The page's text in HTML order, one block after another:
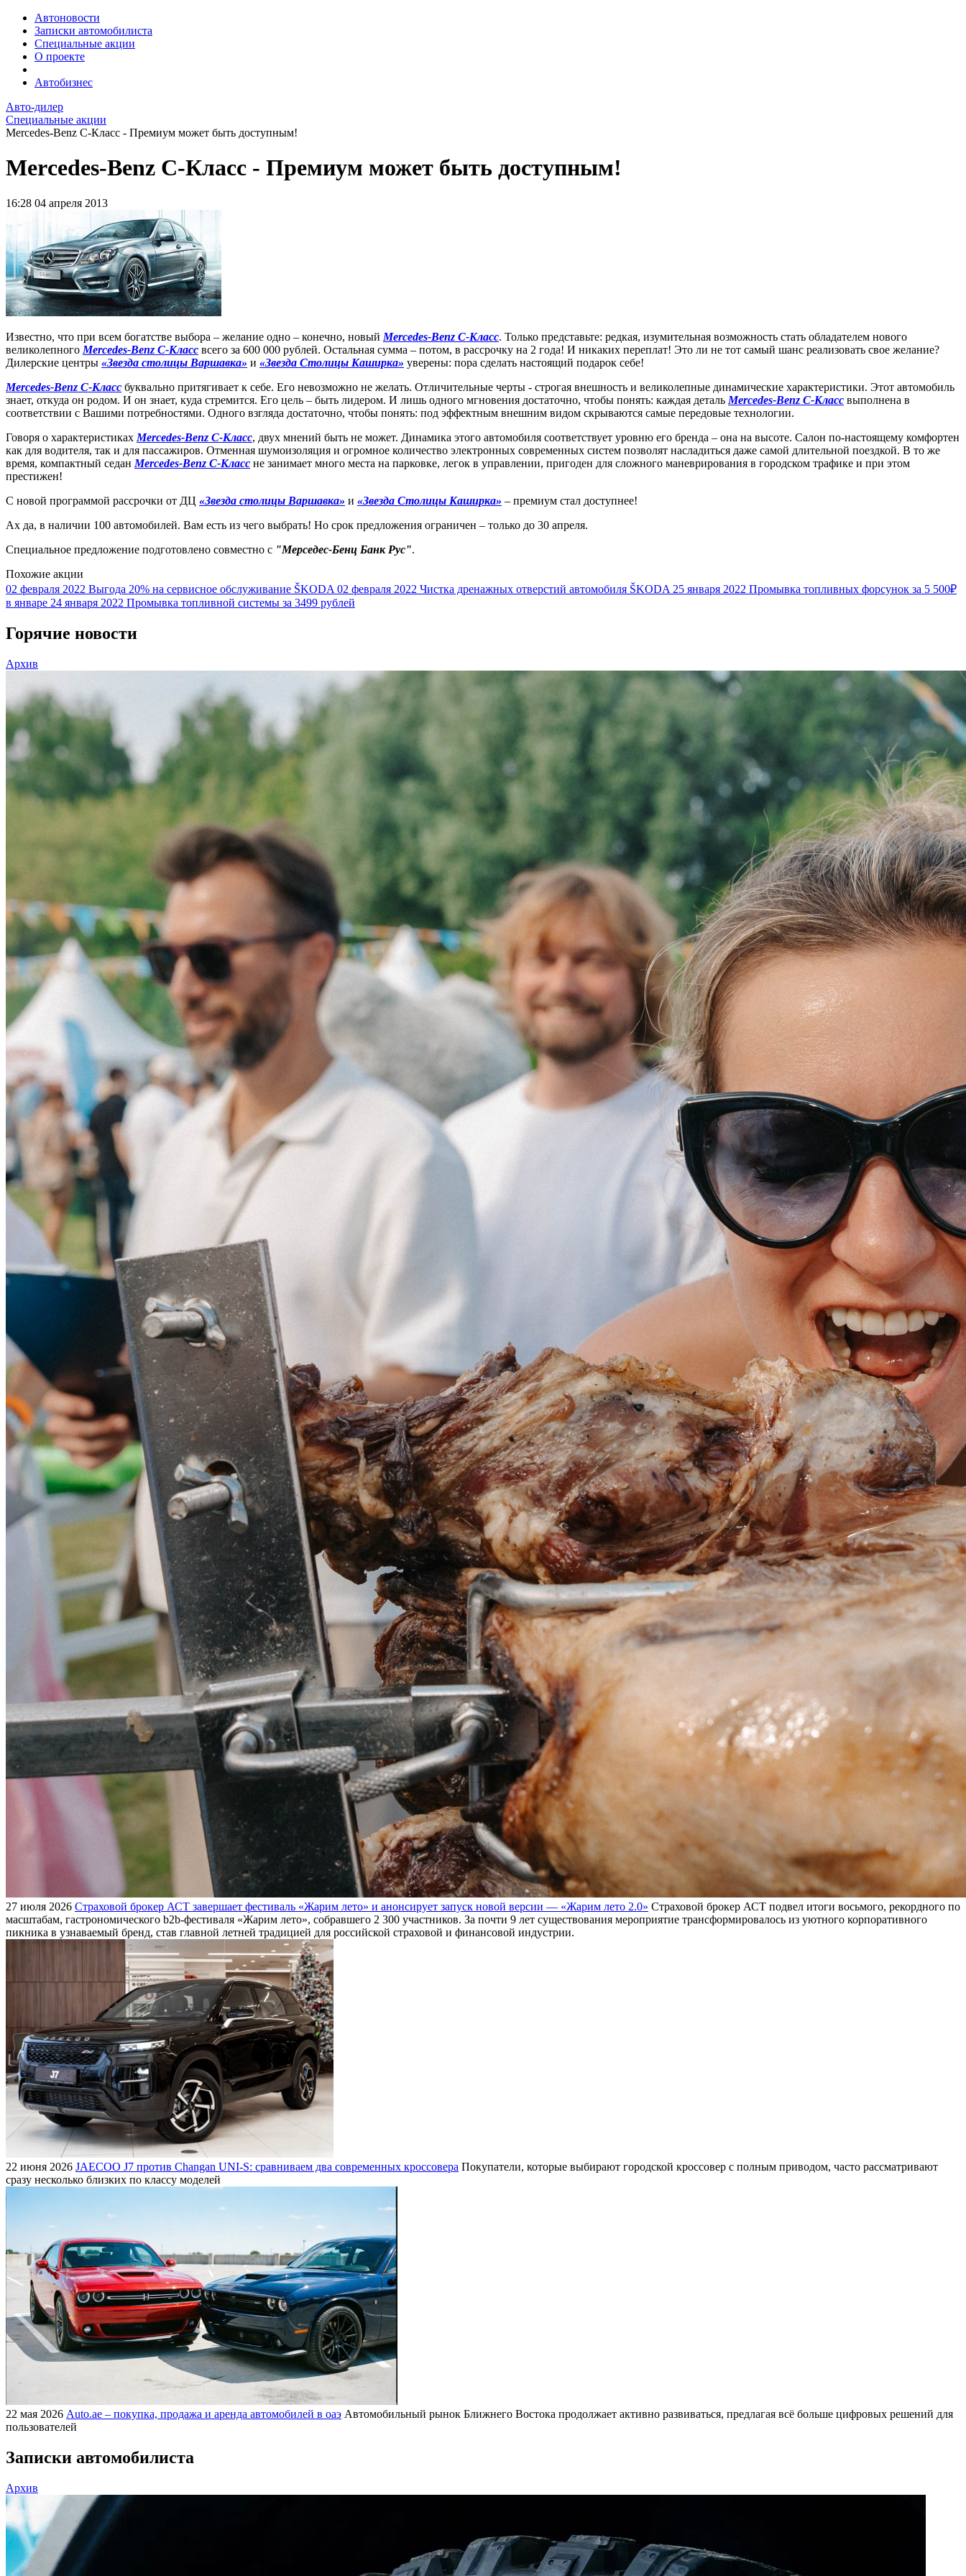
Автоновости
Записки автомобилиста
Специальные акции
О проекте
Автобизнес
Авто-дилер
Специальные акции
Мerсedes-Benz С-Класс - Премиум может быть доступным!
Мerсedes-Benz С-Класс - Премиум может быть доступным!
16:28 04 апреля 2013
Известно, что при всем богатстве выбора – желание одно – конечно, новый Мerсedes-Benz С-Класс. Только представьте: редкая, изумительная возможность стать обладателем нового
великолепного Мerсedes-Benz С-Класс всего за 600 000 рублей. Остальная сумма – потом, в рассрочку на 2 года! И никаких переплат! Это ли не тот самый шанс реализовать свое желание?
Дилерские центры «Звезда столицы Варшавка» и «Звезда Столицы Каширка» уверены: пора сделать настоящий подарок себе!
Mercedes-Benz С-Класс буквально притягивает к себе. Его невозможно не желать. Отличительные черты - строгая внешность и великолепные динамические характеристики. Этот автомобиль
знает, откуда он родом. И он знает, куда стремится. Его цель – быть лидером. И лишь одного мгновения достаточно, чтобы понять: каждая деталь Mercedes-Benz С-Класс выполнена в
соответствии с Вашими потребностями. Одного взгляда достаточно, чтобы понять: под эффектным внешним видом скрываются самые передовые технологии.
Говоря о характеристиках Mercedes-Benz С-Класс, двух мнений быть не может. Динамика этого автомобиля соответствует уровню его бренда – она на высоте. Салон по-настоящему комфортен
как для водителя, так и для пассажиров. Отменная шумоизоляция и огромное количество электронных современных систем позволят насладиться даже самой длительной поездкой. В то же
время, компактный седан Мerсedes-Benz С-Класс не занимает много места на парковке, легок в управлении, пригоден для сложного маневрирования в городском трафике и при этом
престижен!
С новой программой рассрочки от ДЦ «Звезда столицы Варшавка» и «Звезда Столицы Каширка» – премиум стал доступнее!
Ах да, в наличии 100 автомобилей. Вам есть из чего выбрать! Но срок предложения ограничен – только до 30 апреля.
Специальное предложение подготовлено совместно с "Мерседес-Бенц Банк Рус".
Похожие акции
02 февраля 2022 Выгода 20% на сервисное обслуживание ŠKODA 02 февраля 2022 Чистка дренажных отверстий автомобиля ŠKODA 25 января 2022 Промывка топливных форсунок за 5 500₽
в январе 24 января 2022 Промывка топливной системы за 3499 рублей
Горячие новости
Архив
27 июля 2026 Страховой брокер АСТ завершает фестиваль «Жарим лето» и анонсирует запуск новой версии — «Жарим лето 2.0» Страховой брокер АСТ подвел итоги восьмого, рекордного по
масштабам, гастрономического b2b-фестиваля «Жарим лето», собравшего 2 300 участников. За почти 9 лет существования мероприятие трансформировалось из уютного корпоративного
пикника в узнаваемый бренд, став главной летней традицией для российской страховой и финансовой индустрии.
22 июня 2026 JAECOO J7 против Changan UNI-S: сравниваем два современных кроссовера Покупатели, которые выбирают городской кроссовер с полным приводом, часто рассматривают
сразу несколько близких по классу моделей
22 мая 2026 Auto.ae – покупка, продажа и аренда автомобилей в оаэ Автомобильный рынок Ближнего Востока продолжает активно развиваться, предлагая всё больше цифровых решений для
пользователей
Записки автомобилиста
Архив